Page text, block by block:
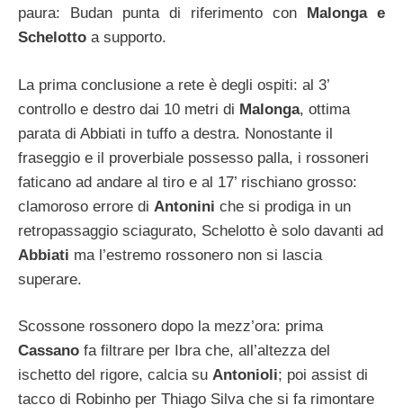
paura: Budan punta di riferimento con Malonga e
Schelotto a supporto.
La prima conclusione a rete è degli ospiti: al 3’
controllo e destro dai 10 metri di Malonga, ottima
parata di Abbiati in tuffo a destra. Nonostante il
fraseggio e il proverbiale possesso palla, i rossoneri
faticano ad andare al tiro e al 17’ rischiano grosso:
clamoroso errore di Antonini che si prodiga in un
retropassaggio sciagurato, Schelotto è solo davanti ad
Abbiati ma l’estremo rossonero non si lascia
superare.
Scossone rossonero dopo la mezz’ora: prima
Cassano fa filtrare per Ibra che, all’altezza del
ischetto del rigore, calcia su Antonioli; poi assist di
tacco di Robinho per Thiago Silva che si fa rimontare